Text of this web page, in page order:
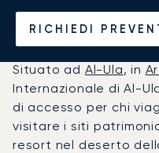
RICHIEDI
Noleggio
l'Aeroporto
Situato ad Al-Ula, in
Internazionale di Al-
di accesso per chi
visitare i siti
resort nel deserto